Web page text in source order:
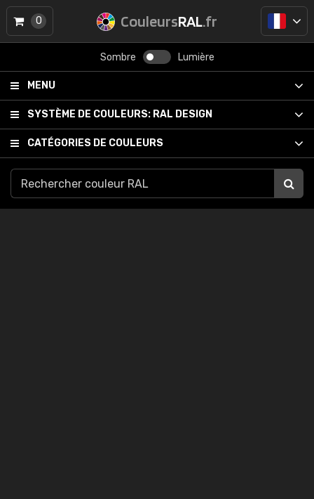
CouleursRAL.fr
Sombre Lumière
MENU
SYSTÈME DE COULEURS: RAL DESIGN
CATÉGORIES DE COULEURS
0